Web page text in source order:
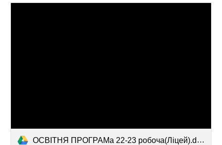
ОСВІТНЯ ПРОГРАМа 22-23 робоча(Ліцей).docx